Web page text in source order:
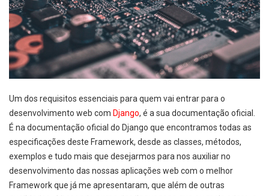
Um dos requisitos essenciais para quem vai entrar para o
desenvolvimento web com Django, é a sua documentação oficial.
É na documentação oficial do Django que encontramos todas as
especificações deste Framework, desde as classes, métodos,
exemplos e tudo mais que desejarmos para nos auxiliar no
desenvolvimento das nossas aplicações web com o melhor
Framework que já me apresentaram, que além de outras